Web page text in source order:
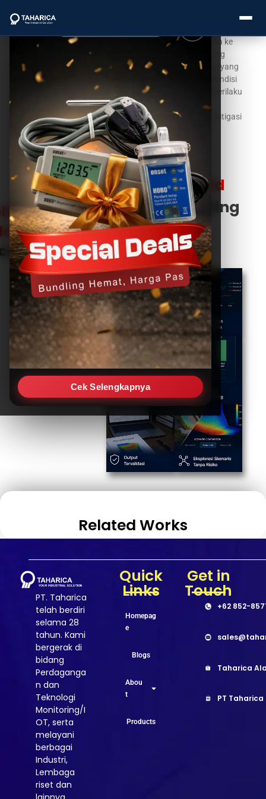
Cek Selengkapnya
Categories
Brands
Service
Industries
Blogs
material, dan kondisi batas nyata ke
dalam model komputasional yang
akurat — menghasilkan simulasi yang
tidak hanya menggambarkan kondisi
saat ini, tapi juga memprediksi perilaku
sistem di masa depan untuk
mendukung perencanaan dan mitigasi
risiko yang lebih baik.
Contact Us
Why You Should
UseOur Modelling
& Simulation
Service?
Related Works
PT. Taharica
telah berdiri
selama 28
tahun. Kami
bergerak di
bidang
Perdaganga
n dan
Teknologi
Monitoring/I
OT, serta
melayani
berbagai
Industri,
Lembaga
riset dan
Quick
Links
Homepag
e
Blogs
Abou
t
Products
Get in
Touch
+62 852-
Taharica
PT Taharica